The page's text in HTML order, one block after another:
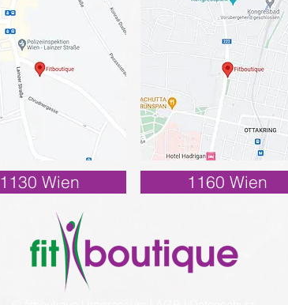
1130 Wien 1160 Wien